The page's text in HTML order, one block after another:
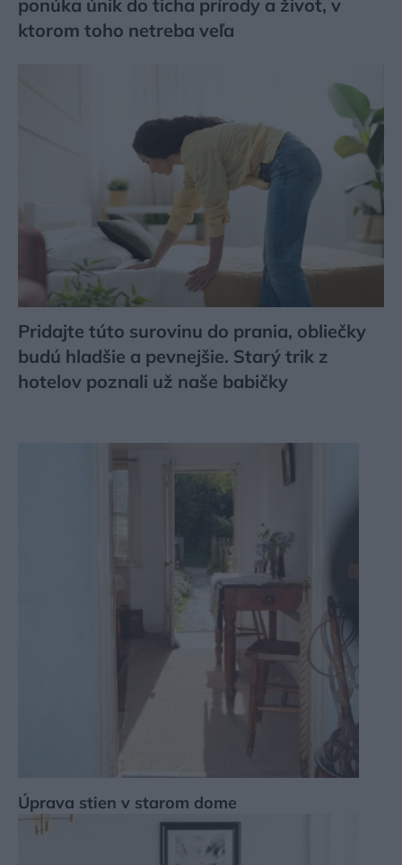
ponúka únik do ticha prírody a život, v
ktorom toho netreba veľa
Pridajte túto surovinu do prania, obliečky
budú hladšie a pevnejšie. Starý trik z
hotelov poznali už naše babičky
Úprava stien v starom dome